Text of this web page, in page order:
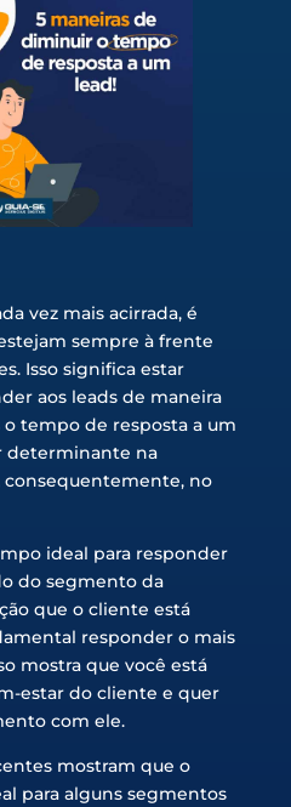
vez mais acirrada, é
sempre à frente
Isso significa estar
aos leads de maneira
tempo de resposta a um
determinante na
consequentemente, no
ideal para responder
do segmento da
que o cliente está
responder o mais
mostra que você está
estar do cliente e quer
com ele.
mostram que o
para alguns segmentos